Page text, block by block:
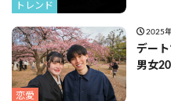
トレンド
恋愛
2025
デー
男女